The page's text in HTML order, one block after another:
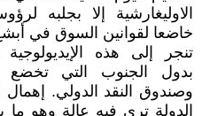
الاوليغارشية إلا بجلبه
خاضعا لقوانين السوق في
تنجر إلى هذه
بدول الجنوب التي تخضع
وصندوق النقد الدولي.
الدولة ترى فيه عالة وهو